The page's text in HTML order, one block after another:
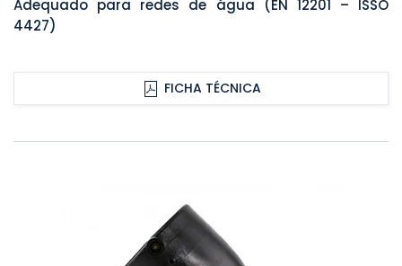
Adequado para redes de água (EN 12201 – ISSO
4427)
FICHA TÉCNICA